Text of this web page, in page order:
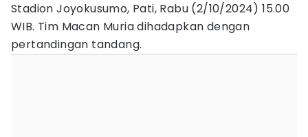
Stadion Joyokusumo, Pati, Rabu (2/10/2024) 15.00
WIB. Tim Macan Muria dihadapkan dengan
pertandingan tandang.